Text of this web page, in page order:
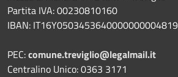
Partita IVA: 00230810160
IBAN: IT16Y0503453640000000004819
PEC:comune.treviglio@legalmail.it
Centralino Unico: 0363 3171